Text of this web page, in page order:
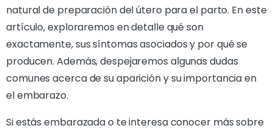
natural de preparación del útero para el parto. En este
artículo, exploraremos en detalle qué son
exactamente, sus síntomas asociados y por qué se
producen. Además, despejaremos algunas dudas
comunes acerca de su aparición y su importancia en
el embarazo.
Si estás embarazada o te interesa conocer más sobre